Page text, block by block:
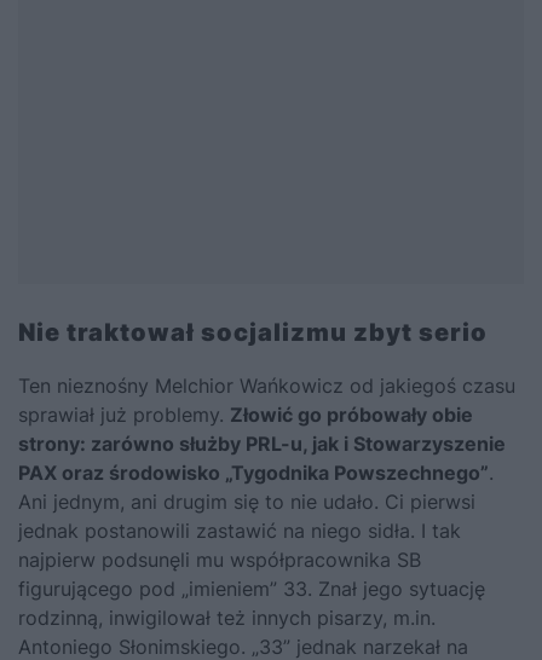
Nie traktował socjalizmu zbyt serio
Ten nieznośny Melchior Wańkowicz od jakiegoś czasu
sprawiał już problemy. Złowić go próbowały obie
strony: zarówno służby PRL-u, jak i Stowarzyszenie
PAX oraz środowisko „Tygodnika Powszechnego”.
Ani jednym, ani drugim się to nie udało. Ci pierwsi
jednak postanowili zastawić na niego sidła. I tak
najpierw podsunęli mu współpracownika SB
figurującego pod „imieniem” 33. Znał jego sytuację
rodzinną, inwigilował też innych pisarzy, m.in.
Antoniego Słonimskiego. „33” jednak narzekał na